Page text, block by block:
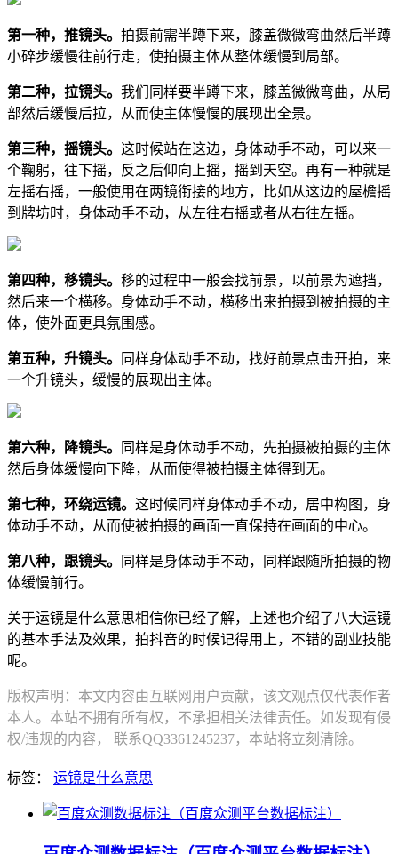
第一种，推镜头。 拍摄前需半蹲下来，膝盖微微弯曲然后半蹲
小碎步缓慢往前行走，使拍摄主体从整体缓慢到局部。
第二种，拉镜头。 我们同样要半蹲下来，膝盖微微弯曲，从局
部然后缓慢后拉，从而使主体慢慢的展现出全景。
第三种，摇镜头。 这时候站在这边，身体动手不动，可以来一
个鞠躬，往下摇，反之后仰向上摇，摇到天空。再有一种就是
左摇右摇，一般使用在两镜衔接的地方，比如从这边的屋檐摇
到牌坊时，身体动手不动，从左往右摇或者从右往左摇。
第四种，移镜头。 移的过程中一般会找前景，以前景为遮挡，
然后来一个横移。身体动手不动，横移出来拍摄到被拍摄的主
体，使外面更具氛围感。
第五种，升镜头。
同样身体动手不动，找好前景点击开拍，来
一个升镜头，缓慢的展现出主体。
第六种，降镜头。
同样是身体动手不动，先拍摄被拍摄的主体
然后身体缓慢向下降，从而使得被拍摄主体得到无。
第七种，环绕运镜。 这时候同样身体动手不动，居中构图，身
体动手不动，从而使被拍摄的画面一直保持在画面的中心。
第八种，跟镜头。
同样是身体动手不动，同样跟随所拍摄的物
体缓慢前行。
关于运镜是什么意思相信你已经了解，上述也介绍了八大运镜
的基本手法及效果，拍抖音的时候记得用上，不错的副业技能
呢。
版权声明：本文内容由互联网用户贡献，该文观点仅代表作者
本人。本站不拥有所有权，不承担相关法律责任。如发现有侵
权/违规的内容， 联系QQ3361245237，本站将立刻清除。
标签： 运镜是什么意思